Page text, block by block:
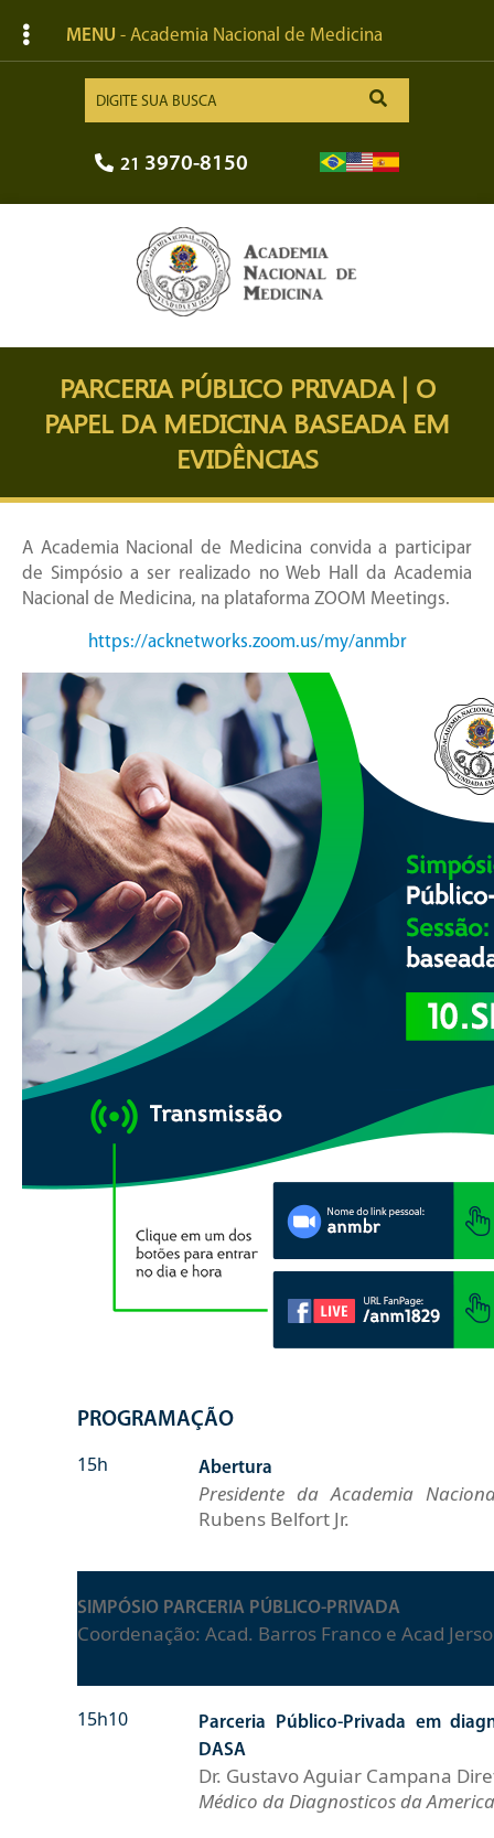
MENU - Academia Nacional de Medicina
21 3970-8150
PARCERIA PÚBLICO PRIVADA | O
PAPEL DA MEDICINA BASEADA EM
EVIDÊNCIAS
A Academia Nacional de Medicina convida a participar
de Simpósio a ser realizado no Web Hall da Academia
Nacional de Medicina, na plataforma ZOOM Meetings.
https://acknetworks.zoom.us/my/anmbr
PROGRAMAÇÃO
15h Abertura
Presidente da Academia
Rubens Belfort Jr.
SIMPÓSIO PARCERIA PÚBLICO-PRIVADA
Coordenação: Acad. Barros Franco e Acad
15h10
Parceria Público-Privada em
DASA
Dr. Gustavo Aguiar Campana
Médico da Diagnosticos da America